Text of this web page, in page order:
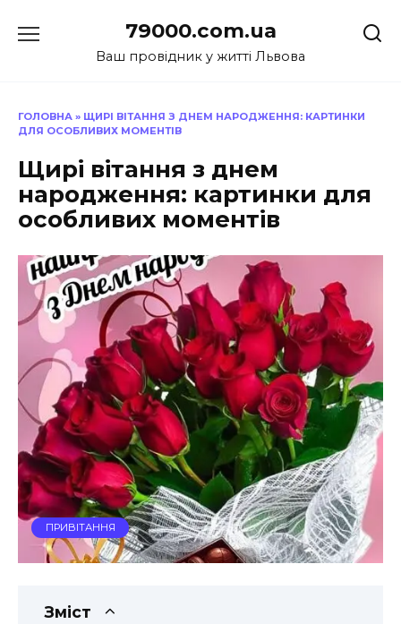
до
79000.com.ua
Ваш провідник у житті Львова
ГОЛОВНА » ЩИРІ ВІТАННЯ З ДНЕМ НАРОДЖЕННЯ: КАРТИНКИ
ДЛЯ ОСОБЛИВИХ МОМЕНТІВ
Щирі вітання з днем
народження: картинки для
особливих моментів
ПРИВІТАННЯ
Зміст